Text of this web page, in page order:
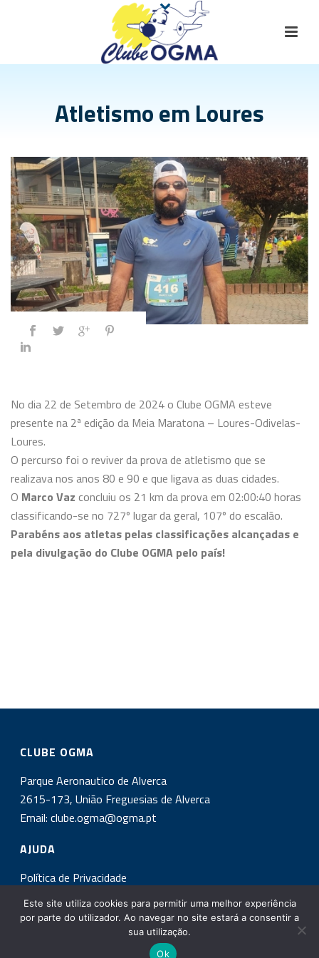
Atletismo em Loures
No dia 22 de Setembro de 2024 o Clube OGMA esteve
presente na 2ª edição da Meia Maratona – Loures-Odivelas-
Loures.
O percurso foi o reviver da prova de atletismo que se
realizava nos anos 80 e 90 e que ligava as duas cidades.
O Marco Vaz concluiu os 21 km da prova em 02:00:40 horas
classificando-se no 727º lugar da geral, 107º do escalão.
Parabéns aos atletas pelas classificações alcançadas e
pela divulgação do Clube OGMA pelo país!
CLUBE OGMA
Parque Aeronautico de Alverca
2615-173, União Freguesias de Alverca
Email:clube.ogma@ogma.pt
AJUDA
Política de Privacidade
INSCREVA-SE NA NOSSA NEWSLETTER!
Este site utiliza cookies para permitir uma melhor experiência
por parte do utilizador. Ao navegar no site estará a consentir a
sua utilização.
Ok